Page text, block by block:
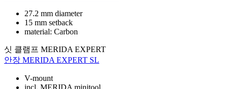
27.2 mm diameter
15 mm setback
material: Carbon
싯 클램프 MERIDA EXPERT
안장 MERIDA EXPERT SL
V-mount
incl. MERIDA minitool